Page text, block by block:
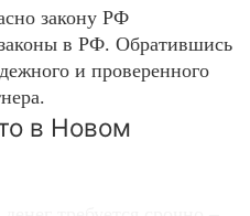
закону РФ
в РФ. Обратившись
и проверенного
в Новом